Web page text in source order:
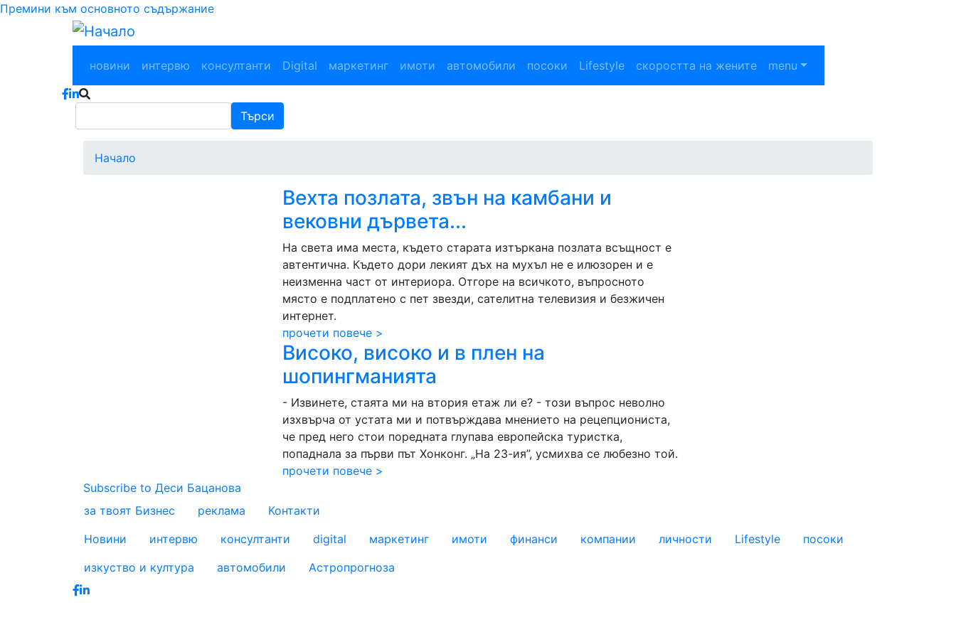
Премини към основното съдържание
Main navigation
новини интервю консултанти Digital маркетинг имоти автомобили посоки Lifestyle скоростта на жените menu
Търси
Начало
Вехта позлата, звън на камбани и
вековни дървета...
На света има места, където старата изтъркана позлата всъщност е
автентична. Където дори лекият дъх на мухъл не е илюзорен и е
неизменна част от интериора. Отгоре на всичкото, въпросното
място е подплатено с пет звезди, сателитна телевизия и безжичен
интернет.
прочети повече >
Високо, високо и в плен на
шопингманията
- Извинете, стаята ми на втория етаж ли е? - този въпрос неволно
изхвърча от устата ми и потвърждава мнението на рецепциониста,
че пред него стои поредната глупава европейска туристка,
попаднала за първи път Хонконг. „На 23-ия”, усмихва се любезно той.
прочети повече >
Subscribe to Деси Бацанова
за твоят Бизнес
реклама Контакти
footer_statii
Новини интервю консултанти digital маркетинг имоти финанси компании личности Lifestyle
посоки
изкуство и култура
автомобили Астропрогноза